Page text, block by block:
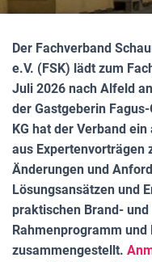
Der Fachverband
e.V. (FSK) lädt zum
Juli 2026 nach Alfeld
der Gastgeberin Fagus-
KG hat der Verband
aus Expertenvorträgen
Änderungen und
Lösungsansätzen und
praktischen Brand-
Rahmenprogramm
zusammengestellt.